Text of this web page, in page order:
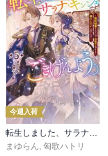
今週入荷
まゆらん 匈歌ハトリ